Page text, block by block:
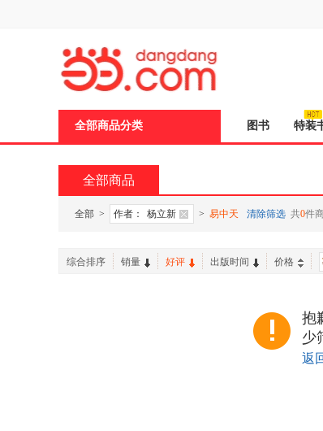
全部商品分类 图书 特装
全部商品
全部 > 作者： 杨立新 > 易中天 清除筛选 共0件
综合排序 销量 好评 出版时间 价格
抱
少
返
页